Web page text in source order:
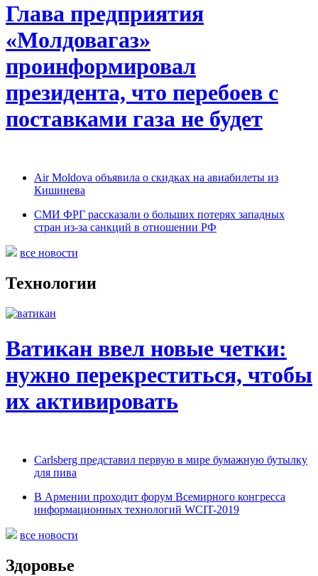
Глава предприятия
«Молдовагаз»
проинформировал
президента, что перебоев с
поставками газа не будет
Air Moldova объявила о скидках на авиабилеты из
Кишинева
СМИ ФРГ рассказали о больших потерях западных
стран из-за санкций в отношении РФ
все новости
Технологии
Ватикан ввел новые четки:
нужно перекреститься, чтобы
их активировать
Carlsberg представил первую в мире бумажную бутылку
для пива
В Армении проходит форум Всемирного конгресса
информационных технологий WCIT-2019
все новости
Здоровье